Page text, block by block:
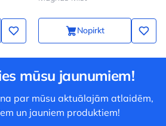
Nopirkt
mūsu jaunumiem!
par mūsu aktuālajām atlaidēm,
un jauniem produktiem!